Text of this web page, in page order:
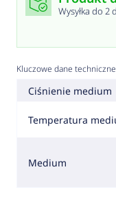
Wysyłka do 2
Kluczowe dane techniczne
Ciśnienie medium
Temperatura
Medium